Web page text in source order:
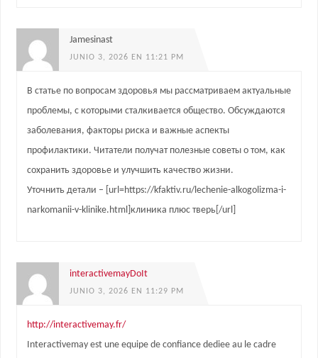
Jamesinast
JUNIO 3, 2026 EN 11:21 PM
В статье по вопросам здоровья мы рассматриваем актуальные
проблемы, с которыми сталкивается общество. Обсуждаются
заболевания, факторы риска и важные аспекты
профилактики. Читатели получат полезные советы о том, как
сохранить здоровье и улучшить качество жизни.
Уточнить детали – [url=https://kfaktiv.ru/lechenie-alkogolizma-i-
narkomanii-v-klinike.html]клиника плюс тверь[/url]
interactivemayDoIt
JUNIO 3, 2026 EN 11:29 PM
http://interactivemay.fr/
Interactivemay est une equipe de confiance dediee au le cadre